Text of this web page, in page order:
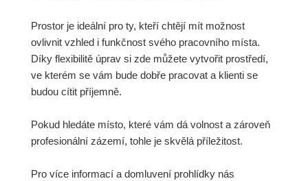
Prostor je ideální pro ty, kteří chtějí mít možnost
ovlivnit vzhled i funkčnost svého pracovního místa.
Díky flexibilitě úprav si zde můžete vytvořit prostředí,
ve kterém se vám bude dobře pracovat a klienti se
budou cítit příjemně.
Pokud hledáte místo, které vám dá volnost a zároveň
profesionální zázemí, tohle je skvělá příležitost.
Pro více informací a domluvení prohlídky nás